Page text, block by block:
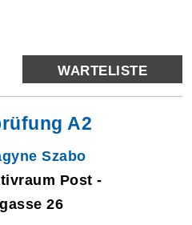
WARTELISTE
A2
Szabo
Post -
26